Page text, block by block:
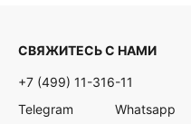
СВЯЖИТЕСЬ С НАМИ
+7 (499) 11-316-11
Telegram
Whatsapp